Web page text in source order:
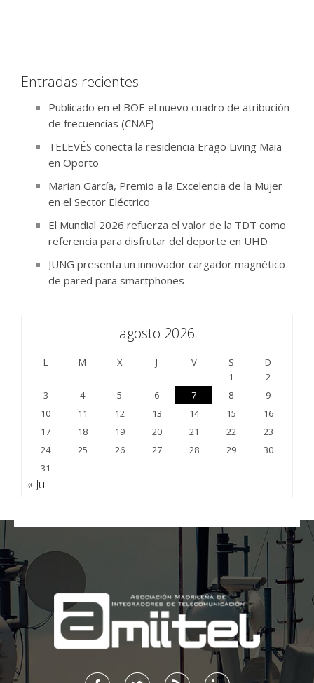
Entradas recientes
Publicado en el BOE el nuevo cuadro de atribución
de frecuencias (CNAF)
TELEVÉS conecta la residencia Erago Living Maia
en Oporto
Marian García, Premio a la Excelencia de la Mujer
en el Sector Eléctrico
El Mundial 2026 refuerza el valor de la TDT como
referencia para disfrutar del deporte en UHD
JUNG presenta un innovador cargador magnético
de pared para smartphones
agosto 2026
L M X J V S
D
1
2
3
4 5 6 7 8
9
10
11 12 13 14 15
16
17
18 19 20 21 22
23
24
25 26 27 28 29
30
31
« Jul
;